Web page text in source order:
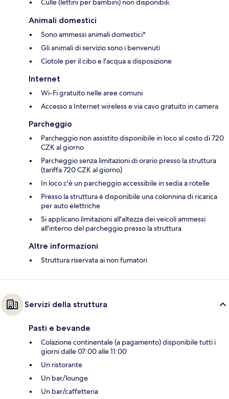
Culle (lettini per bambini) non disponibili.
Animali domestici
Sono ammessi animali domestici*
Gli animali di servizio sono i benvenuti
Ciotole per il cibo e l'acqua a disposizione
Internet
Wi-Fi gratuito nelle aree comuni
Accesso a Internet wireless e via cavo gratuito in camera
Parcheggio
Parcheggio non assistito disponibile in loco al costo di 720
CZK al giorno
Parcheggio senza limitazioni di orario presso la struttura
(tariffa 720 CZK al giorno)
In loco c'è un parcheggio accessibile in sedia a rotelle
Presso la struttura è disponibile una colonnina di ricarica
per auto elettriche
Si applicano limitazioni all'altezza dei veicoli ammessi
all'interno del parcheggio presso la struttura
Altre informazioni
Struttura riservata ai non fumatori
Servizi della struttura
Pasti e bevande
Colazione continentale (a pagamento) disponibile tutti i
giorni dalle 07:00 alle 11:00
Un ristorante
Un bar/lounge
Un bar/caffetteria